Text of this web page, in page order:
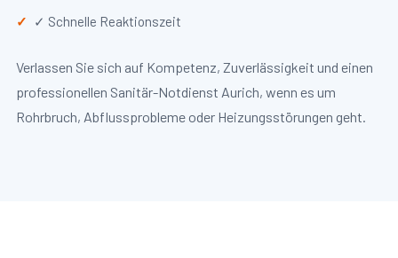
✓ Schnelle Reaktionszeit
Verlassen Sie sich auf Kompetenz, Zuverlässigkeit und einen
professionellen Sanitär-Notdienst Aurich, wenn es um
Rohrbruch, Abflussprobleme oder Heizungsstörungen geht.